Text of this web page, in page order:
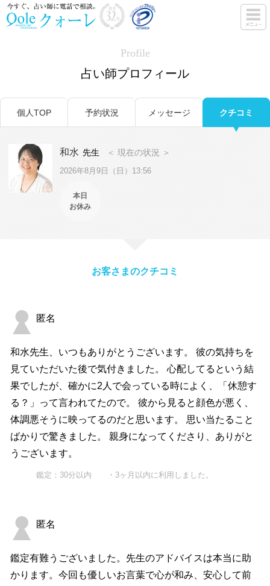
Profile
占い師プロフィール
個人TOP 予約状況 メッセージ クチコミ
和水 先生 ＜ 現在の状況 ＞
2026年8月9日（日）13:56
本日
お休み
お客さまのクチコミ
匿名
和水先生、いつもありがとうございます。 彼の気持ちを
見ていただいた後で気付きました。 心配してるという結
果でしたが、確かに2人で会っている時によく、「休憩す
る？」って言われてたので。 彼から見ると顔色が悪く、
体調悪そうに映ってるのだと思います。 思い当たること
ばかりで驚きました。 親身になってくださり、ありがと
うございます。
鑑定：30分以内 ・3ヶ月以内に利用しました。
匿名
鑑定有難うございました。先生のアドバイスは本当に助
かります。今回も優しいお言葉で心が和み、安心して前